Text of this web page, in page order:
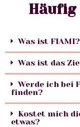
Häufig
Was ist FIAMI?
Was ist das
Werde ich bei
finden?
Kostet mich
etwas?